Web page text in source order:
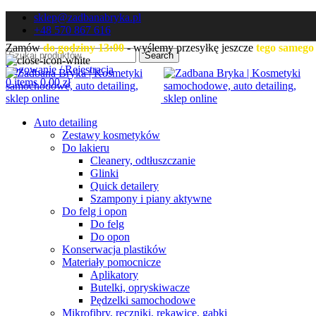
sklep@zadbanabryka.pl
+48 570 867 616
Search
Logowanie / Rejestracja
0items 0,00zł
Zamówdo godziny 13:00- wyślemy przesyłkę jeszcze tego
Auto detailing
Zestawy kosmetyków
Do lakieru
Cleanery, odtłuszczanie
Glinki
Quick detailery
Szampony i piany aktywne
Do felg i opon
Do felg
Do opon
Konserwacja plastików
Materiały pomocnicze
Aplikatory
Butelki, opryskiwacze
Pędzelki samochodowe
Mikrofibry, ręczniki, rękawice, gąbki